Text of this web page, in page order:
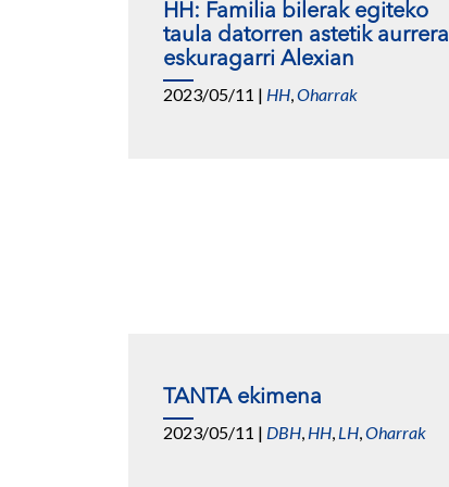
HH: Familia bilerak egiteko
taula datorren astetik aurrera
eskuragarri Alexian
2023/05/11 | HH,Oharrak
TANTA ekimena
2023/05/11 | DBH, HH, LH,Oharrak